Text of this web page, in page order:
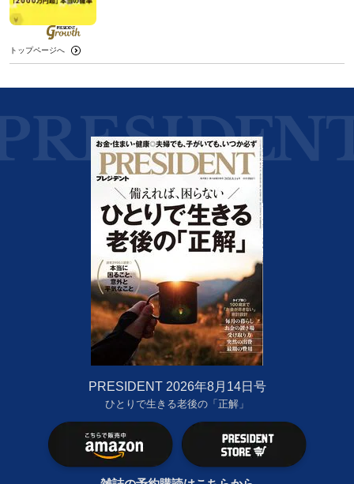
トップページへ
PRESIDENT 2026年8月14日号
ひとりで生きる老後の「正解」